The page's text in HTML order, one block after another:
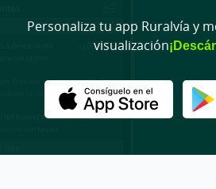
Personaliza tu app Ruralvía y
visualización